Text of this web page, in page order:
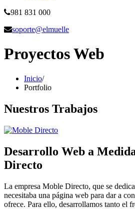
981 831 000
soporte@elmuelle
Proyectos Web
Inicio/
Portfolio
Nuestros Trabajos
Desarrollo Web a
Directo
La empresa Moble Directo, que se
necesitaba una página web para dar a
ofrece. Para ello, desarrollamos tanto el